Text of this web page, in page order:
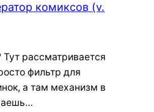
комиксов (v.
Тут рассматривается
фильтр для
а там механизм в